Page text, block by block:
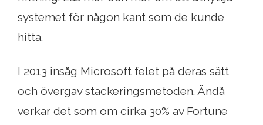
systemet för någon kant som de kunde
hitta.
I 2013 insåg Microsoft felet på deras sätt
och övergav stackeringsmetoden. Ändå
verkar det som om cirka 30% av Fortune